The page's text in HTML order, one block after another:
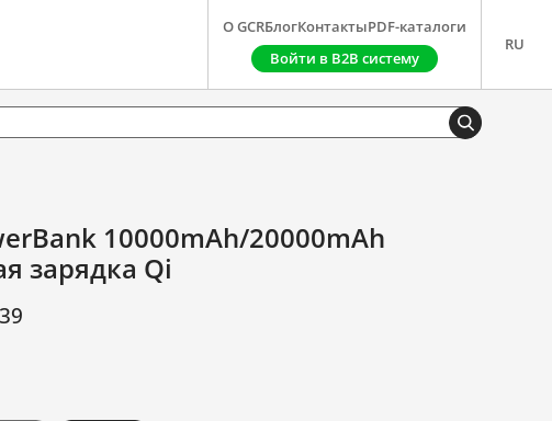
О GCRБлогКонтактыPDF-каталоги
Войти в B2B систему
RU
10000mAh/20000mAh
зарядка Qi